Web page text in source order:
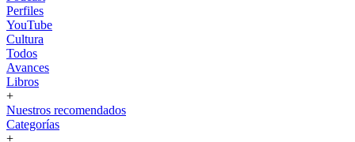
Perfiles
YouTube
Cultura
Todos
Avances
Libros
+
Nuestros recomendados
Categorías
+